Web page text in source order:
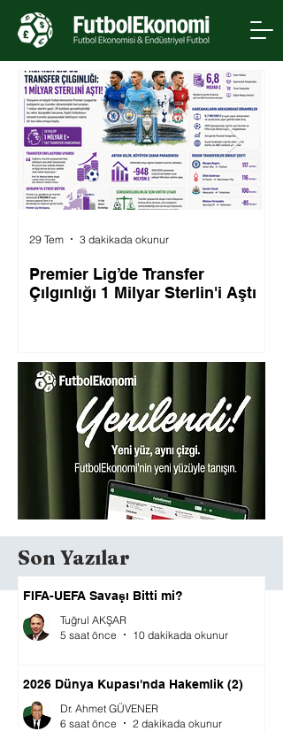
Premier Lig’de Transfer
Çılgınlığı 1 Milyar Sterlin'i Aştı
29 Tem 3 dakikada okunur
Son Yazılar
FIFA-UEFA Savaşı Bitti mi?
Tuğrul AKŞAR
5 saat önce
10 dakikada okunur
2026 Dünya Kupası'nda Hakemlik (2)
Dr. Ahmet GÜVENER
6 saat önce
2 dakikada okunur